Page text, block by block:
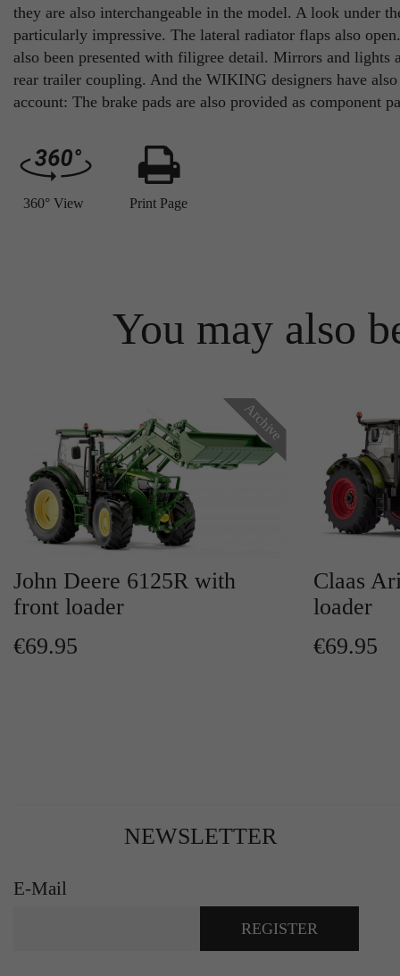
they are also interchangeable in the model. A look under
particularly impressive. The lateral radiator flaps also
also been presented with filigree detail. Mirrors and lights
rear trailer coupling. And the WIKING designers have
account: The brake pads are also provided as component
360° View Print Page
You may also
Archive
John Deere 6125R with
front loader
€69.95
Claas
loader
€69.95
NEWSLETTER
E-Mail
REGISTER